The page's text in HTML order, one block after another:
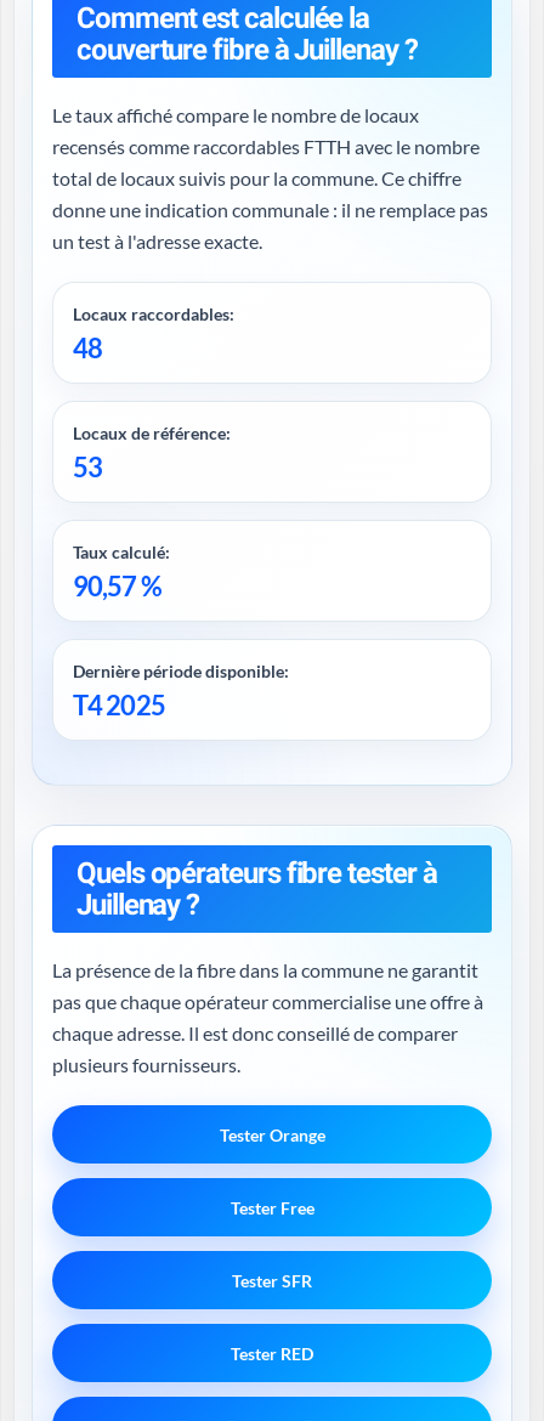
Comment est calculée la
couverture fibre à Juillenay ?
Le taux affiché compare le nombre de locaux
recensés comme raccordables FTTH avec le nombre
total de locaux suivis pour la commune. Ce chiffre
donne une indication communale : il ne remplace pas
un test à l'adresse exacte.
Locaux raccordables:
48
Locaux de référence:
53
Taux calculé:
90,57 %
Dernière période disponible:
T4 2025
Quels opérateurs fibre tester à
Juillenay ?
La présence de la fibre dans la commune ne garantit
pas que chaque opérateur commercialise une offre à
chaque adresse. Il est donc conseillé de comparer
plusieurs fournisseurs.
Tester Orange
Tester Free
Tester SFR
Tester RED